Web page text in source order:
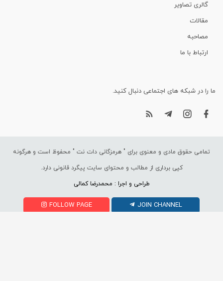
گالری تصاویر
مقالات
مصاحبه
ارتباط با ما
ما را در شبکه های اجتماعی دنبال کنید.
تمامی حقوق مادی و معنوی برای " هرمزگانی دات نت " محفوظ است و هرگونه
کپی برداری از مطالب و محتوای سایت پیگرد قانونی دارد.
طراحی و اجرا : محمدرضا کمالی
FOLLOW PAGE JOIN CHANNEL